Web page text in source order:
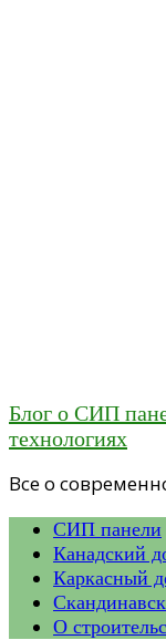
Блог о СИП
технологиях
Все о
СИП панели
Канадский
Каркасный
О